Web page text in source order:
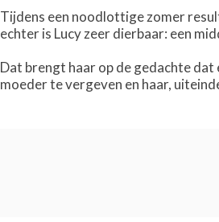
Tijdens een noodlottige zomer
echter is Lucy zeer dierbaar: een
Dat brengt haar op de gedachte
moeder te vergeven en haar,